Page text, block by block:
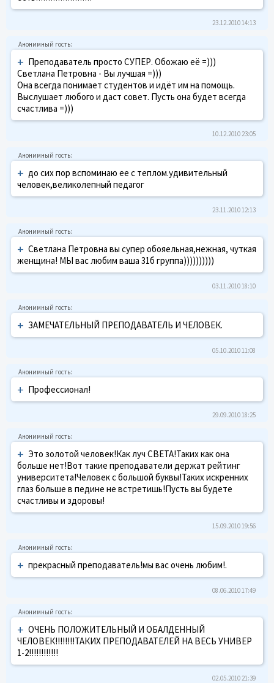
23.12.2010 14:13
+ Преподаватель просто СУПЕР. Обожаю её =)))
Светлана Петровна - Вы лучшая =)))
Она всегда понимает студентов и идёт им на помощь.
Выслушает любого и даст совет. Пусть она будет всегда
счастлива =)))
10.12.2010 23:05
+ до сих пор вспоминаю ее с теплом.удивительный
человек,великолепный педагог
23.11.2010 12:13
+ Светлана Петровна вы супер обояельная,нежная, чуткая
женщина! МЫ вас любим ваша 31б группа))))))))))
03.11.2010 18:10
+ ЗАМЕЧАТЕЛЬНЫЙ ПРЕПОДАВАТЕЛЬ И ЧЕЛОВЕК.
05.10.2010 11:08
+ Профессионал!
29.09.2010 18:25
+ Это золотой человек!Как луч СВЕТА!Таких как она
больше нет!Вот такие преподаватели держат рейтинг
университета!Человек с большой буквы!Таких искренних
глаз больше в педине не встретишь!Пусть вы будете
счастливы и здоровы!
15.09.2010 19:56
+ прекрасный преподаватель!мы вас очень любим!.
08.06.2010 17:49
+ ОЧЕНЬ ПОЛОЖИТЕЛЬНЫЙ И ОБАЛДЕННЫЙ
ЧЕЛОВЕК!!!!!!!!ТАКИХ ПРЕПОДАВАТЕЛЕЙ НА ВЕСЬ УНИВЕР
1-2!!!!!!!!!!!!
02.05.2010 21:39